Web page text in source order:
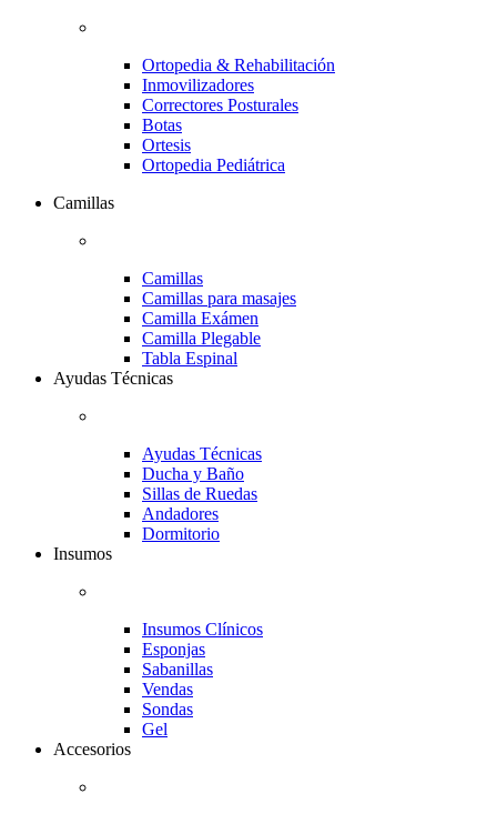
Ortopedia & Rehabilitación
Inmovilizadores
Correctores Posturales
Botas
Ortesis
Ortopedia Pediátrica
Camillas
Camillas
Camillas para masajes
Camilla Exámen
Camilla Plegable
Tabla Espinal
Ayudas Técnicas
Ayudas Técnicas
Ducha y Baño
Sillas de Ruedas
Andadores
Dormitorio
Insumos
Insumos Clínicos
Esponjas
Sabanillas
Vendas
Sondas
Gel
Accesorios